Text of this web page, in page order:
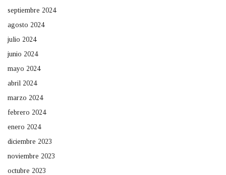
septiembre 2024
agosto 2024
julio 2024
junio 2024
mayo 2024
abril 2024
marzo 2024
febrero 2024
enero 2024
diciembre 2023
noviembre 2023
octubre 2023